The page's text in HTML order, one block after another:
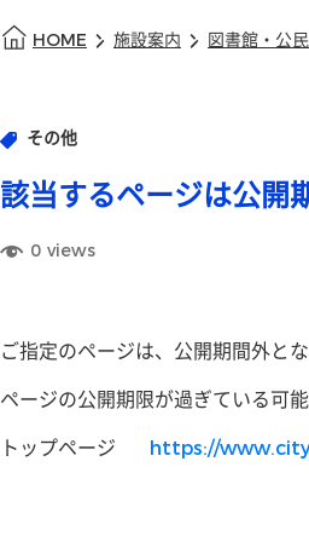
HOME 施設案内 図書館・公
その他
該当するページは公開
0 views
ご指定のページは、公開期間外と
ページの公開期限が過ぎている可
トップページ https://